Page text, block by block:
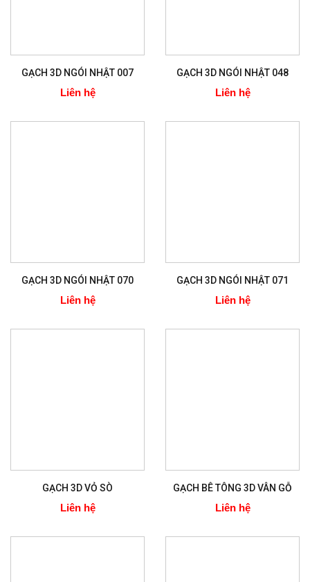
GẠCH 3D NGÓI NHẬT 007
Liên hệ
GẠCH 3D NGÓI NHẬT 048
Liên hệ
GẠCH 3D NGÓI NHẬT 070
Liên hệ
GẠCH 3D NGÓI NHẬT 071
Liên hệ
GẠCH 3D VỎ SÒ
Liên hệ
GẠCH BÊ TÔNG 3D VÂN GỖ
Liên hệ